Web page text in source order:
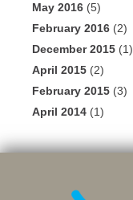
May 2016 (5)
February 2016 (2)
December 2015 (1)
April 2015 (2)
February 2015 (3)
April 2014 (1)